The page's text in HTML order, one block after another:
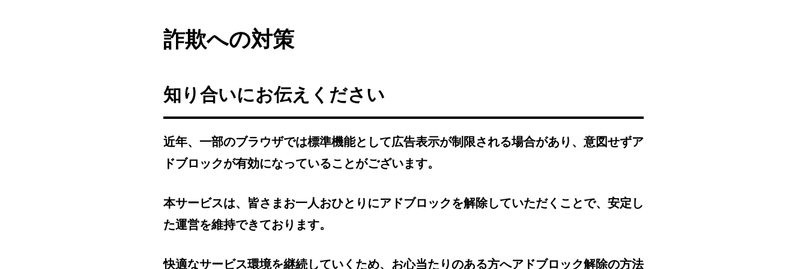
詐欺への対策
知り合いにお伝えください
近年、一部のブラウザでは標準機能として広告表示が制限される場合があり、意図せずア
ドブロックが有効になっていることがございます。
本サービスは、皆さまお一人おひとりにアドブロックを解除していただくことで、安定し
た運営を維持できております。
快適なサービス環境を継続していくため、お心当たりのある方へアドブロック解除の方法